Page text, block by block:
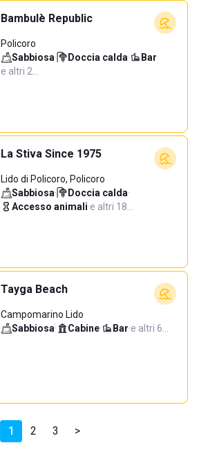
Bambulè Republic
Policoro
Sabbiosa· Doccia calda· Bar·
e altri 2…
La Stiva Since 1975
Lido di Policoro, Policoro
Sabbiosa· Doccia calda·
Accesso animali·e altri 18…
Tayga Beach
Campomarino Lido
Sabbiosa· Cabine· Bar·e altri 6…
1 2 3 >